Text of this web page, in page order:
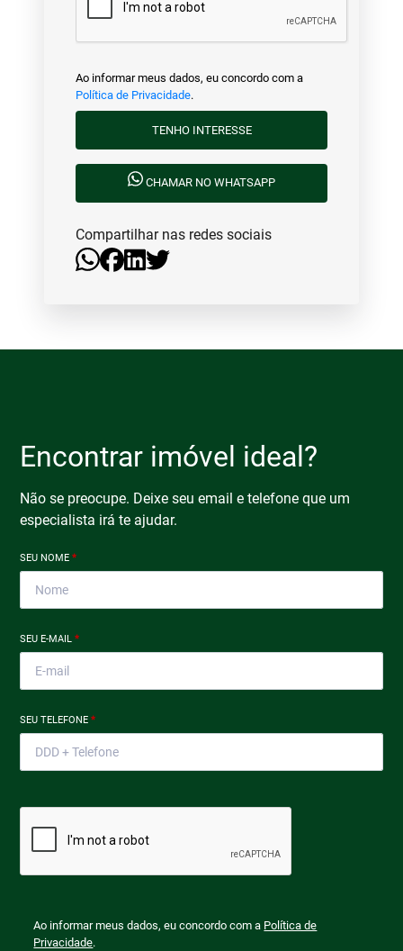
Ao informar meus dados, eu concordo com a
Política de Privacidade.
TENHO INTERESSE
CHAMAR NO WHATSAPP
Compartilhar nas redes sociais
Encontrar imóvel ideal?
Não se preocupe. Deixe seu email e telefone que um
especialista irá te ajudar.
SEU NOME*
SEU E-MAIL*
SEU TELEFONE*
Ao informar meus dados, eu concordo com a Política de
Privacidade.